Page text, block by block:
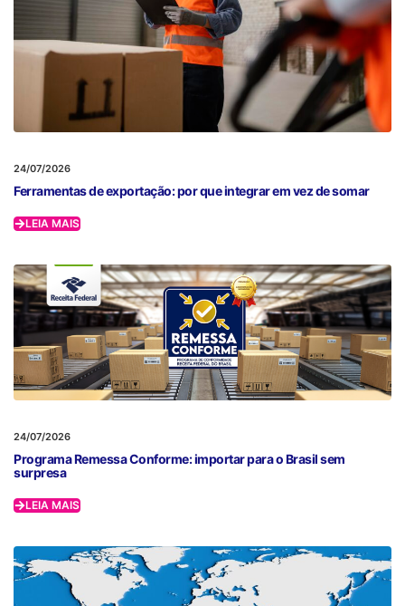
24/07/2026
Ferramentas de exportação: por que integrar em vez de somar
LEIA MAIS
24/07/2026
Programa Remessa Conforme: importar para o Brasil sem
surpresa
LEIA MAIS